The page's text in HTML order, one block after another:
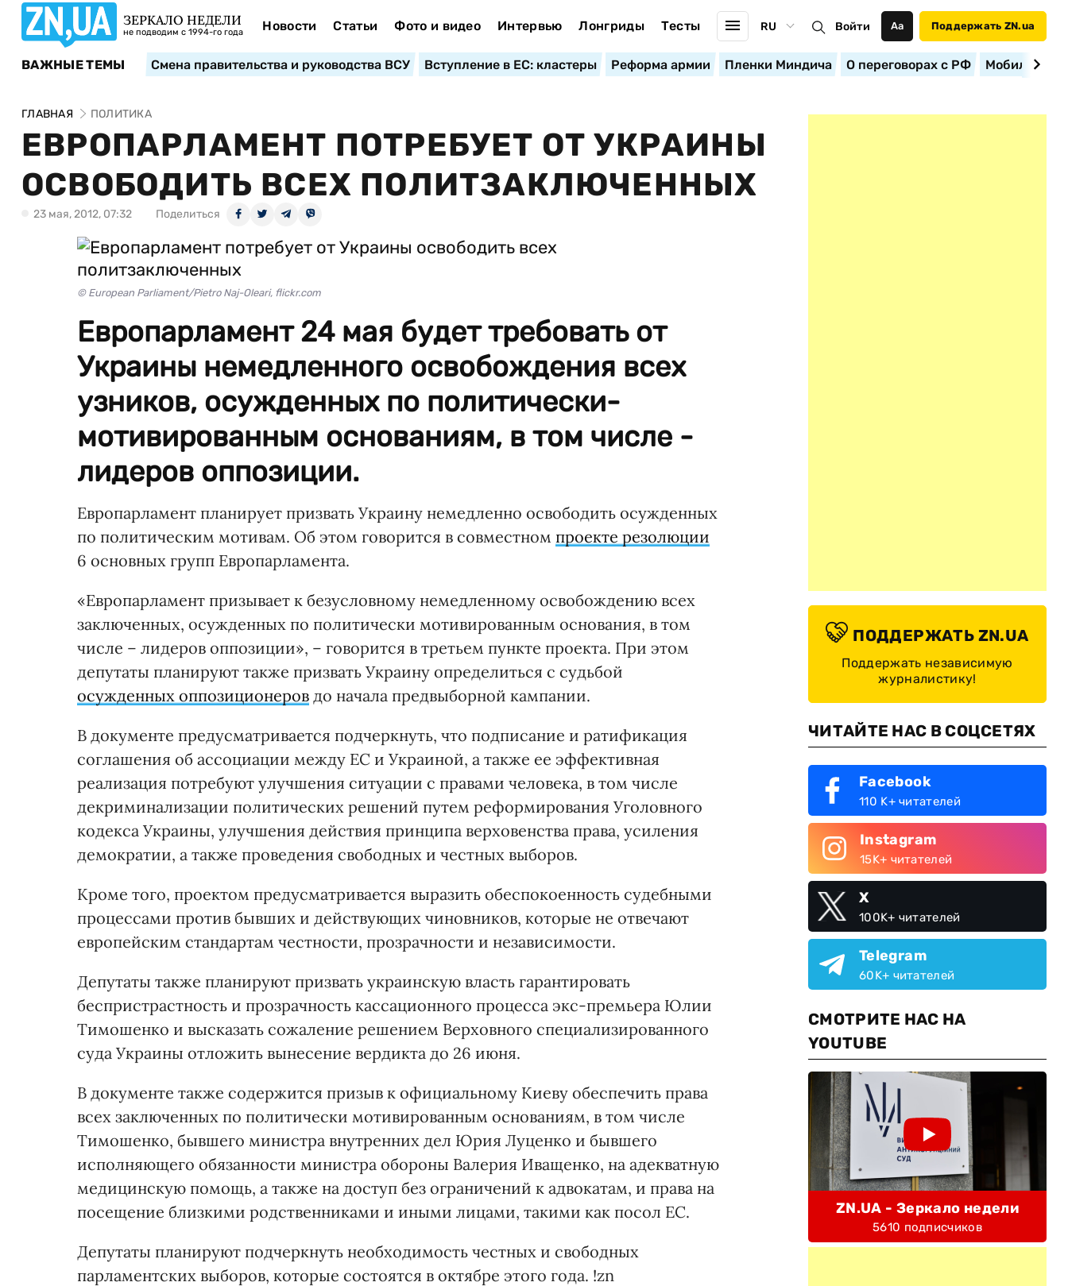
ЗЕРКАЛО НЕДЕЛИ
не подводим с 1994-го года Новости Статьи Фото и видео Интервью Лонгриды Тесты RU Войти Аа Поддержать ZN.ua
ВАЖНЫЕ ТЕМЫ Смена правительства и руководства ВСУ Вступление в ЕС: кластеры Реформа армии Пленки Миндича О переговорах с РФ
ГЛАВНАЯ ПОЛИТИКА
ЕВРОПАРЛАМЕНТ ПОТРЕБУЕТ ОТ УКРАИНЫ
ОСВОБОДИТЬ ВСЕХ ПОЛИТЗАКЛЮЧЕННЫХ
23 мая, 2012, 07:32 Поделиться
© European Parliament/Pietro Naj-Oleari, flickr.com
Европарламент 24 мая будет требовать от
Украины немедленного освобождения всех
узников, осужденных по политически-
мотивированным основаниям, в том числе -
лидеров оппозиции.
Европарламент планирует призвать Украину немедленно освободить осужденных
по политическим мотивам. Об этом говорится в совместном проекте резолюции
6 основных групп Европарламента.
«Европарламент призывает к безусловному немедленному освобождению всех
заключенных, осужденных по политически мотивированным основания, в том
числе – лидеров оппозиции», – говорится в третьем пункте проекта. При этом
депутаты планируют также призвать Украину определиться с судьбой
осужденных оппозиционеров до начала предвыборной кампании.
В документе предусматривается подчеркнуть, что подписание и ратификация
соглашения об ассоциации между ЕС и Украиной, а также ее эффективная
реализация потребуют улучшения ситуации с правами человека, в том числе
декриминализации политических решений путем реформирования Уголовного
кодекса Украины, улучшения действия принципа верховенства права, усиления
демократии, а также проведения свободных и честных выборов.
Кроме того, проектом предусматривается выразить обеспокоенность судебными
процессами против бывших и действующих чиновников, которые не отвечают
европейским стандартам честности, прозрачности и независимости.
Депутаты также планируют призвать украинскую власть гарантировать
беспристрастность и прозрачность кассационного процесса экс-премьера Юлии
Тимошенко и высказать сожаление решением Верховного специализированного
суда Украины отложить вынесение вердикта до 26 июня.
В документе также содержится призыв к официальному Киеву обеспечить права
всех заключенных по политически мотивированным основаниям, в том числе
Тимошенко, бывшего министра внутренних дел Юрия Луценко и бывшего
исполняющего обязанности министра обороны Валерия Иващенко, на адекватную
медицинскую помощь, а также на доступ без ограничений к адвокатам, и права на
посещение близкими родственниками и иными лицами, такими как посол ЕС.
Депутаты планируют подчеркнуть необходимость честных и свободных
парламентских выборов, которые состоятся в октябре этого года. !zn
ПОДДЕРЖАТЬ ZN.UA
Поддержать независимую
журналистику!
ЧИТАЙТЕ НАС В СОЦСЕТЯХ
Facebook
110 K+ читателей
Instagram
15K+ читателей
X
100K+ читателей
Telegram
60K+ читателей
СМОТРИТЕ НАС НА
YOUTUBE
ZN.UA - Зеркало недели
5610 подписчиков